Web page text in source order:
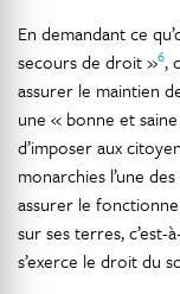
En demandant ce
secours de droit »6,
assurer le maintien
une « bonne et
d’imposer aux
monarchies l’une
assurer le
sur ses terres, c’est-
s’exerce le droit du